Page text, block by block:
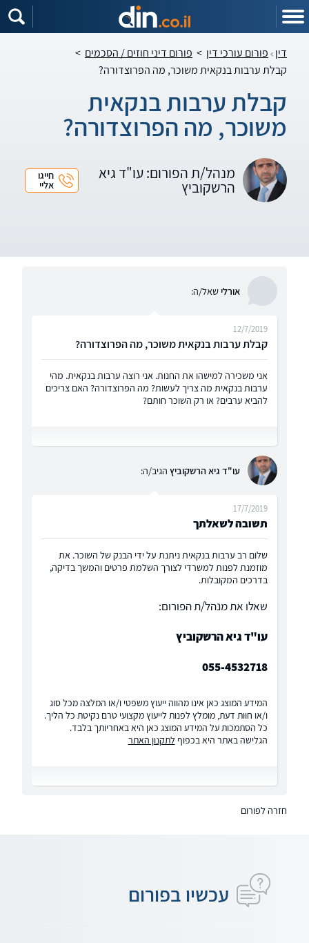
דין פורום עורכי דין > פורום דיני חוזים / הסכמים >
קבלת ערבות בנקאית משוכר, מה הפרוצדורה?
קבלת ערבות בנקאית
משוכר, מה הפרוצדורה?
מנהל/ת הפורום: עו"ד גיא
הרשקוביץ
חייגו
אליי
אורלישאל/ה:
קבלת ערבות בנקאית משוכר, מה הפרוצדורה?
12/7/2019
אני משכירה למישהו את החנות. אני רוצה ערבות בנקאית. מהי
ערבות בנקאית מה צריך לעשות? מה הפרוצדורה? האם צריכים
להביא ערבים? או רק השוכר חותם?
עו"ד גיא הרשקוביץ הגיב/ה:
תשובה לשאלתך
17/7/2019
שלום רב ערבות בנקאית ניתנת על ידי הבנק של השוכר. את
מוזמנת לפנות למשרדי לצורך השלמת פרטים והמשך בדיקה,
בדרכים המקובלות.
שאלו את מנהל/ת הפורום:
עו"ד גיא הרשקוביץ
055-4532718
המידע המוצג כאן אינו מהווה ייעוץ משפטי ו/או המלצה מכל סוג
ו/או חוות דעת, מומלץ לפנות לייעוץ מקצועי טרם נקיטת כל הליך.
כל הסתמכות על המידע המוצג כאן היא באחריותך בלבד.
הגלישה באתר היא בכפוף לתקנון האתר
חזרה לפורום
עכשיו בפורום